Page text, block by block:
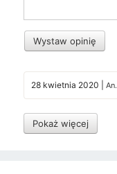
Wystaw opinię
28 kwietnia 2020
Pokaż więcej